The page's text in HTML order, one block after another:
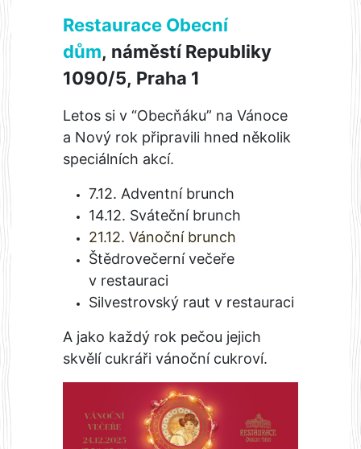
Restaurace Obecní
dům, náměstí Republiky
1090/5, Praha 1
Letos si v “Obecňáku” na Vánoce
a Nový rok připravili hned několik
speciálních akcí.
7.12. Adventní brunch
14.12. Sváteční brunch
21.12. Vánoční brunch
Štědrovečerní večeře
v restauraci
Silvestrovský raut v restauraci
A jako každý rok pečou jejich
skvělí cukráři vánoční cukroví.